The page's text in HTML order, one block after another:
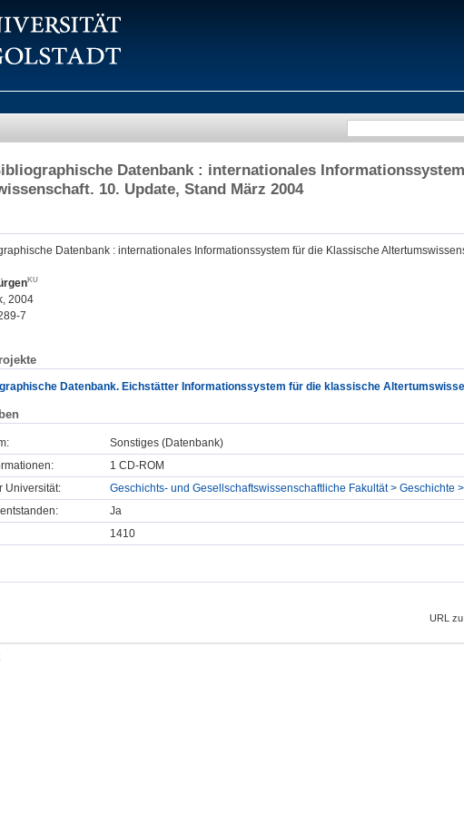
Datenbank : internationales
10. Update, Stand März 2004
Datenbank : internationales Informationssystem für die Klassische
2004
7
Datenbank. Eichstätter Informationssystem für die klassische
Sonstiges (Datenbank)
1 CD-ROM
Universität:
Geschichts- und Gesellschaftswissenschaftliche Fakultät > Geschichte
Ja
1410
URL